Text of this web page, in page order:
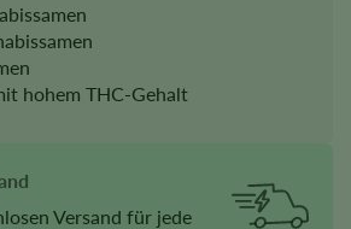
hohem THC-Gehalt
Versand für jede